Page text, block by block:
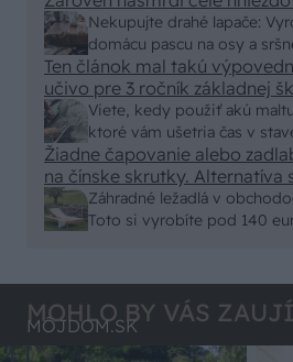
Nekupujte drahé lapače:
domácu pascu na osy a
von
nic zive. Vasa pasca
Skor pritiahne slimaky
Viete, kedy použiť akú
ktoré vám ušetria čas v
Ten článok mal takú
učivo pre 3 ročník základnej školy. To
alebo nejaka kniha z VŠ? Dnešné rychlotvrdnuce
malty - pevnosť 40 Mpa a
minut , k tomu vodotesné s
- schnutie a zretie. Nič?
Záhradné ležadlá v
Toto si vyrobíte pod 140
Žiadne čapovanie alebo
na čínske skrutky. Alternatíva
čo sa týka pevnosti. Autor si
remeselným spracovaním,
MOHLO BY VÁS
MÔJDOM.SK